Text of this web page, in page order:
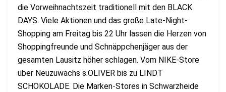
die Vorweihnachtszeit traditionell mit den BLACK
DAYS. Viele Aktionen und das große Late-Night-
Shopping am Freitag bis 22 Uhr lassen die Herzen von
Shoppingfreunde und Schnäppchenjäger aus der
gesamten Lausitz höher schlagen. Vom NIKE-Store
über Neuzuwachs s.OLIVER bis zu LINDT
SCHOKOLADE. Die Marken-Stores in Schwarzheide